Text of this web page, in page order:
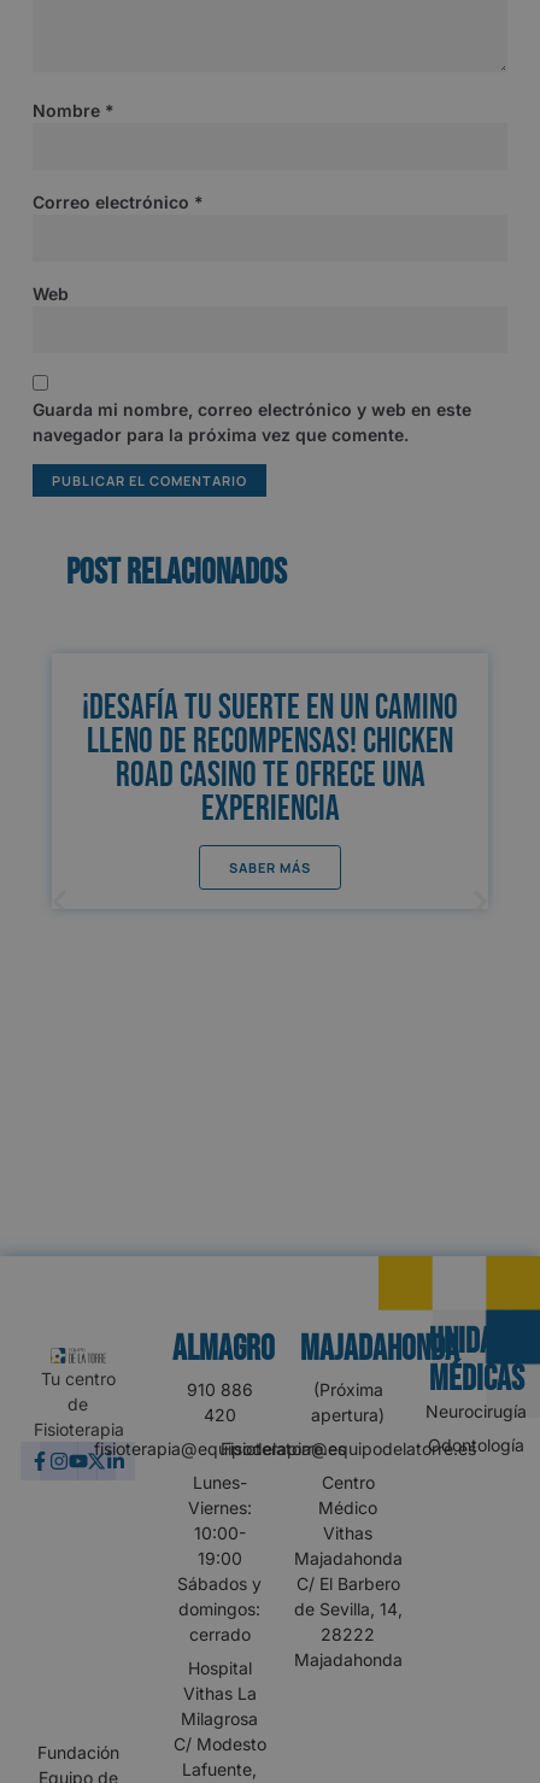
Nombre *
Correo electrónico *
Web
Guarda mi nombre, correo electrónico y web en este
navegador para la próxima vez que comente.
Post relacionados
¡Desafía tu suerte en un camino
lleno de recompensas! Chicken
Road Casino te ofrece una
experiencia
SABER MÁS
Tu centro
de
Fisioterapia
Fundación
Equipo de
Almagro
910 886
420
fisioterapia@equipodelatorre.es
Lunes-
Viernes:
10:00-
19:00
Sábados y
domingos:
cerrado
Hospital
Vithas La
Milagrosa
C/ Modesto
Lafuente,
MAJADAHONDA
(Próxima
apertura)
Fisioterapia@equipodelatorre.es
Centro
Médico
Vithas
Majadahonda
C/ El Barbero
de Sevilla, 14,
28222
Majadahonda
UNIDADES
MÉDICAS
Neurocirugía
Odontología